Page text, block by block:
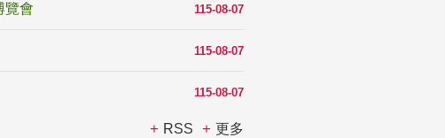
115-08-07
覽會
115-08-07
115-08-07
RSS 更多